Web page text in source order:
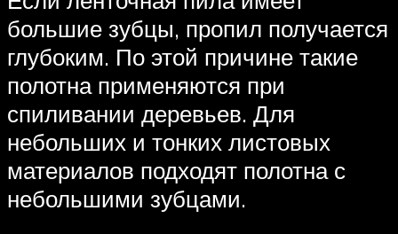
большие зубцы, пропил получается
глубоким. По этой причине такие
полотна применяются при
спиливании деревьев. Для
небольших и тонких листовых
материалов подходят полотна с
небольшими зубцами.